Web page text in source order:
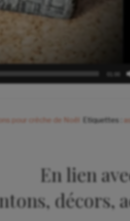
pour crèche de Noël Etiquettes :
En lien
décors,